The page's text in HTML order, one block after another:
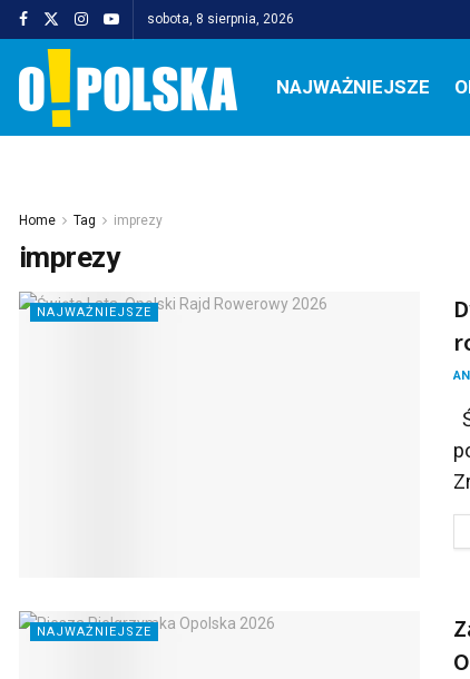
sobota, 8 sierpnia, 2026
NAJWAŻNIEJSZE
Home Tag imprezy
imprezy
NAJWAŻNIEJSZE
NAJWAŻNIEJSZE